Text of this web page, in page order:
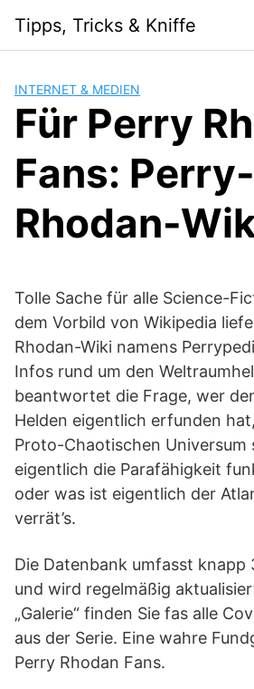
content
Tipps, Tricks & Kniffe
INTERNET & MEDIEN
Für Perry
Fans: Perry-
Rhodan-
Tolle Sache für alle Science-
dem Vorbild von Wikipedia
Rhodan-Wiki namens
Infos rund um den
beantwortet die Frage, wer
Helden eigentlich erfunden
Proto-Chaotischen Universum
eigentlich die Parafähigkeit
oder was ist eigentlich der
verrät’s.
Die Datenbank umfasst knapp
und wird regelmäßig
„Galerie“ finden Sie fas alle
aus der Serie. Eine wahre
Perry Rhodan Fans.